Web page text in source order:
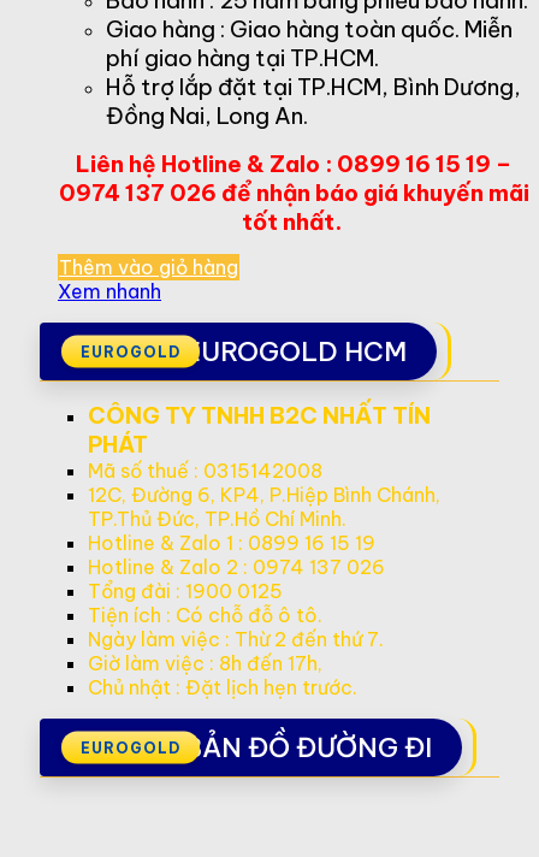
Giao hàng : Giao hàng toàn quốc. Miễn
phí giao hàng tại TP.HCM.
Hỗ trợ lắp đặt tại TP.HCM, Bình Dương,
Đồng Nai, Long An.
Liên hệ Hotline & Zalo : 0899 16 15 19 –
0974 137 026 để nhận báo giá khuyến mãi
tốt nhất.
Thêm vào giỏ hàng
Xem nhanh
EUROGOLD HCM
CÔNG TY TNHH B2C NHẤT TÍN
PHÁT
Mã số thuế : 0315142008
12C, Đường 6, KP4, P.Hiệp Bình Chánh,
TP.Thủ Đức, TP.Hồ Chí Minh.
Hotline & Zalo 1 : 0899 16 15 19
Hotline & Zalo 2 : 0974 137 026
Tổng đài : 1900 0125
Tiện ích : Có chỗ đỗ ô tô.
Ngày làm việc : Thừ 2 đến thứ 7.
Giờ làm việc : 8h đến 17h,
Chủ nhật : Đặt lịch hẹn trước.
BẢN ĐỒ ĐƯỜNG ĐI